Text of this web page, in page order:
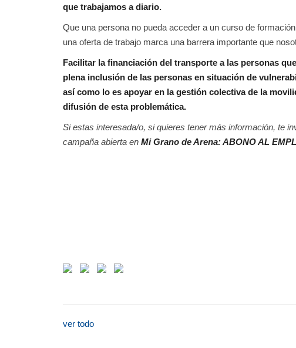
que trabajamos a diario.
Que una persona no pueda acceder a un curso de
una oferta de trabajo marca una barrera importante que
Facilitar la financiación del transporte a las personas
plena inclusión de las personas en situación de
así como lo es apoyar en la gestión colectiva de la
difusión de esta problemática.
Si estas interesada/o, si quieres tener más información, te
campaña abierta en Mi Grano de Arena:ABONO AL
ver todo